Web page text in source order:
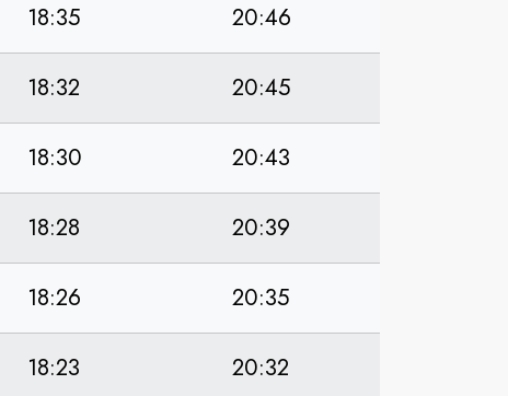
18:35 20:46
18:32 20:45
18:30 20:43
18:28 20:39
18:26 20:35
18:23 20:32